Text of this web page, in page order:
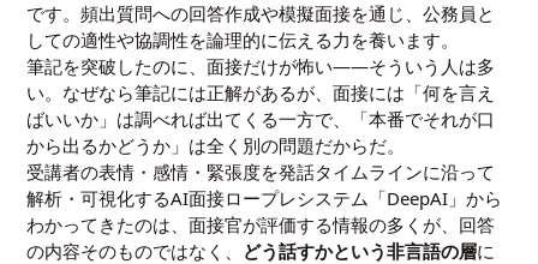
です。頻出質問への回答作成や模擬面接を通じ、公務員と
しての適性や協調性を論理的に伝える力を養います。
筆記を突破したのに、面接だけが怖い――そういう人は多
い。なぜなら筆記には正解があるが、面接には「何を言え
ばいいか」は調べれば出てくる一方で、「本番でそれが口
から出るかどうか」は全く別の問題だからだ。
受講者の表情・感情・緊張度を発話タイムラインに沿って
解析・可視化するAI面接ロープレシステム「DeepAI」から
わかってきたのは、面接官が評価する情報の多くが、回答
の内容そのものではなく、 どう話すかという非言語の層に